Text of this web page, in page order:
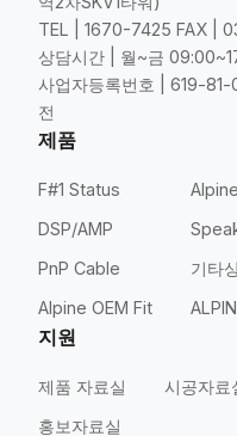
TEL | 1670-7425 FAX |
상담시간 | 월~금
사업자등록번호 | 619-
전
제품
F#1 Status
DSP/AMP
PnP Cable
기타
Alpine OEM Fit
지원
제품 자료실
시공자료
홍보자료실